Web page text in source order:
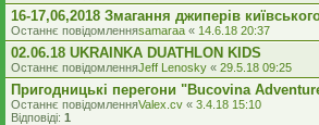
16-17,06,2018 Змагання джиперів
Останнє повідомленняsamaraa « 14.6.18 20:37
02.06.18 UKRAINKA DUATHLON KIDS
Останнє повідомленняJeff Lenosky « 29.5.18 09:25
Пригодницькі перегони "Bucovina
Останнє повідомленняValex.cv « 3.4.18 15:10
Відповіді: 1